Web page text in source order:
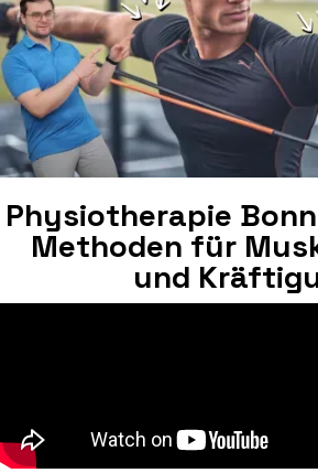
Physiotherapie
Methoden für
und